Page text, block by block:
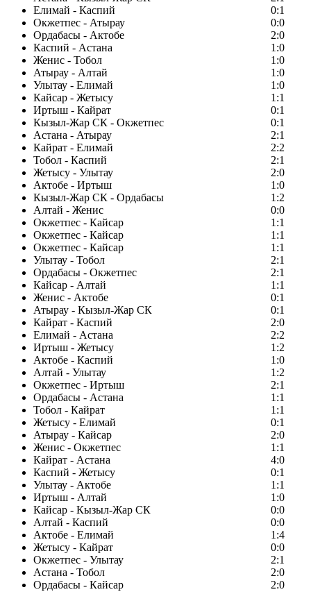
Елимай - Каспий
0:1
Окжетпес - Атырау
0:0
Ордабасы - Актобе
2:0
Каспий - Астана
1:0
Женис - Тобол
1:0
Атырау - Алтай
1:0
Улытау - Елимай
1:0
Кайсар - Жетысу
1:1
Иртыш - Кайрат
0:1
Кызыл-Жар СК - Окжетпес
0:1
Астана - Атырау
2:1
Кайрат - Елимай
2:2
Тобол - Каспий
2:1
Жетысу - Улытау
2:0
Актобе - Иртыш
1:0
Кызыл-Жар СК - Ордабасы
1:2
Алтай - Женис
0:0
Окжетпес - Кайсар
1:1
Окжетпес - Кайсар
1:1
Окжетпес - Кайсар
1:1
Улытау - Тобол
2:1
Ордабасы - Окжетпес
2:1
Кайсар - Алтай
1:1
Женис - Актобе
0:1
Атырау - Кызыл-Жар СК
0:1
Кайрат - Каспий
2:0
Елимай - Астана
2:2
Иртыш - Жетысу
1:2
Актобе - Каспий
1:0
Алтай - Улытау
1:2
Окжетпес - Иртыш
2:1
Ордабасы - Астана
1:1
Тобол - Кайрат
1:1
Жетысу - Елимай
0:1
Атырау - Кайсар
2:0
Женис - Окжетпес
1:1
Кайрат - Астана
4:0
Каспий - Жетысу
0:1
Улытау - Актобе
1:1
Иртыш - Алтай
1:0
Кайсар - Кызыл-Жар СК
0:0
Алтай - Каспий
0:0
Актобе - Елимай
1:4
Жетысу - Кайрат
0:0
Окжетпес - Улытау
2:1
Астана - Тобол
2:0
Ордабасы - Кайсар
2:0